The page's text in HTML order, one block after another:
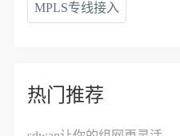
MPLS专线接入
热门推荐